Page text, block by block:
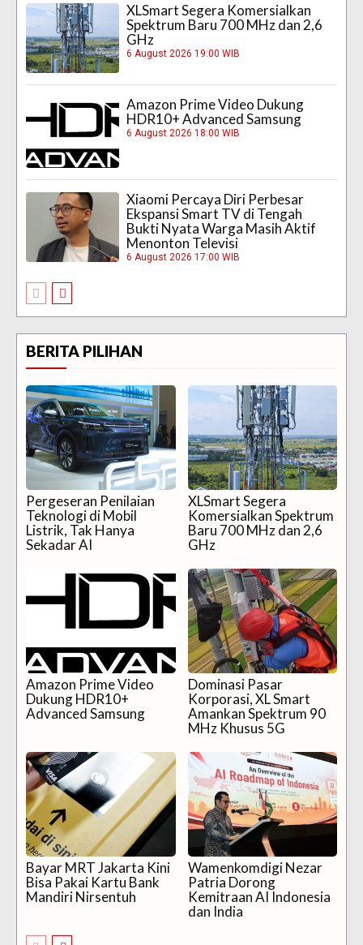
XLSmart Segera Komersialkan
Spektrum Baru 700 MHz dan 2,6
GHz
6 August 2026 19:00 WIB
Amazon Prime Video Dukung
HDR10+ Advanced Samsung
6 August 2026 18:00 WIB
Xiaomi Percaya Diri Perbesar
Ekspansi Smart TV di Tengah
Bukti Nyata Warga Masih Aktif
Menonton Televisi
6 August 2026 17:00 WIB
BERITA PILIHAN
Pergeseran Penilaian
Teknologi di Mobil
Listrik, Tak Hanya
Sekadar AI
XLSmart Segera
Komersialkan Spektrum
Baru 700 MHz dan 2,6
GHz
Amazon Prime Video
Dukung HDR10+
Advanced Samsung
Dominasi Pasar
Korporasi, XL Smart
Amankan Spektrum 90
MHz Khusus 5G
Bayar MRT Jakarta Kini
Bisa Pakai Kartu Bank
Mandiri Nirsentuh
Wamenkomdigi Nezar
Patria Dorong
Kemitraan AI Indonesia
dan India